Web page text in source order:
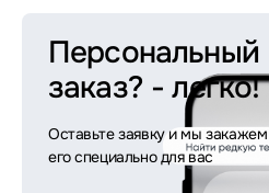
Персональный
заказ? - легко!
Оставьте заявку и мы закажем
его специально для вас